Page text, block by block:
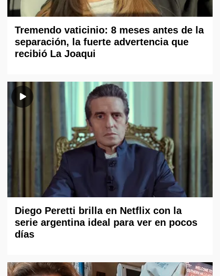
Tremendo vaticinio: 8 meses antes de la
separación, la fuerte advertencia que
recibió La Joaqui
Diego Peretti brilla en Netflix con la
serie argentina ideal para ver en pocos
días